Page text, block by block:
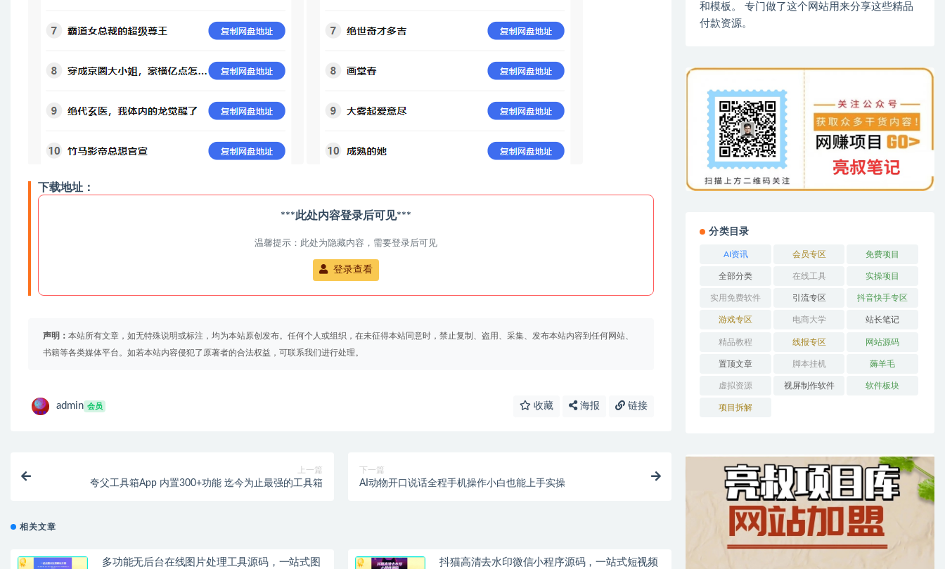
下载地址：
***此处内容登录后可见***
温馨提示：此处为隐藏内容，需要登录后可见
登录查看
声明： 本站所有文章，如无特殊说明或标注，均为本站原创发布。任何个人或组织，在未征得本站同意时，禁止复制、盗用、采集、发布本站内容到任何网站、
书籍等各类媒体平台。如若本站内容侵犯了原著者的合法权益，可联系我们进行处理。
admin 会员 收藏 海报 链接
上一篇
夸父工具箱App 内置300+功能 迄今为止最强的工具箱
下一篇
AI动物开口说话全程手机操作小白也能上手实操
相关文章
多功能无后台在线图片处理工具源码，一站式图
抖猫高清去水印微信小程序源码，一站式短视频
和模板。 专门做了这个网站用来分享这些精品
付款资源。
分类目录
AI资讯 会员专区 免费项目
全部分类 在线工具 实操项目
实用免费软件 引流专区 抖音快手专区
游戏专区 电商大学 站长笔记
精品教程 线报专区 网站源码
置顶文章 脚本挂机 薅羊毛
虚拟资源 视屏制作软件 软件板块
项目拆解